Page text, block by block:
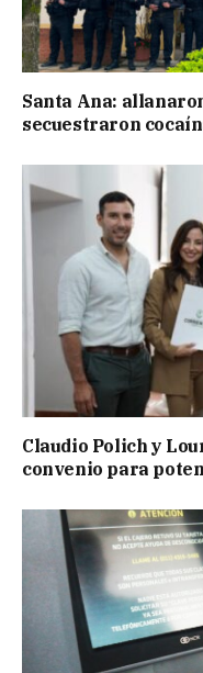
Santa Ana:
secuestraron
Claudio Polich y
convenio para